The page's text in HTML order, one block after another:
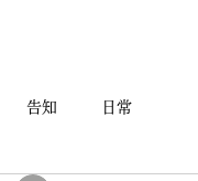
告知 日常